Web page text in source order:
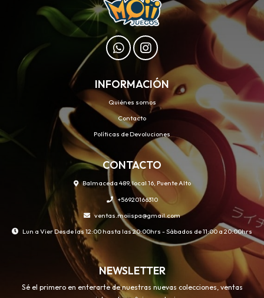
INFORMACIÓN
Quiénes somos
Contacto
Políticas de Devoluciones
CONTACTO
Balmaceda 489, local 16, Puente Alto
+56920166310
ventas.moiispa@gmail.com
Lun a Vier Desde las 12:00 hasta las 20:00hrs - Sábados de 11:00 a 20:00hrs
NEWSLETTER
Sé el primero en enterarte de nuestras nuevas colecciones, ventas